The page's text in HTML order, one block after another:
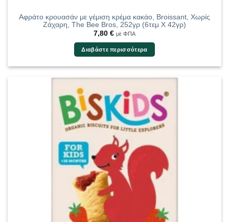
Αφράτο κρουασάν με γέμιση κρέμα κακάο, Broissant, Χωρίς
Ζάχαρη, The Bee Bros, 252γρ (6τεμ Χ 42γρ)
7,80 € με ΦΠΑ
Διαβάστε περισσότερα